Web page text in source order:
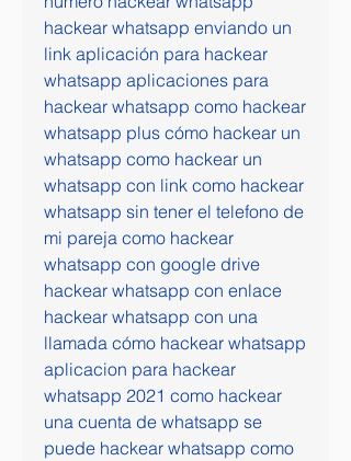
hackear whatsapp enviando un
link aplicación para hackear
whatsapp aplicaciones para
hackear whatsapp como hackear
whatsapp plus cómo hackear un
whatsapp como hackear un
whatsapp con link como hackear
whatsapp sin tener el telefono de
mi pareja como hackear
whatsapp con google drive
hackear whatsapp con enlace
hackear whatsapp con una
llamada cómo hackear whatsapp
aplicacion para hackear
whatsapp 2021 como hackear
una cuenta de whatsapp se
puede hackear whatsapp como